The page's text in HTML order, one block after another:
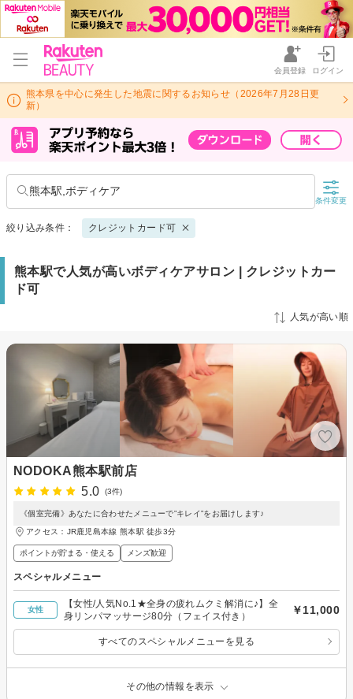
会員登録 ログイン
熊本県を中心に発生した地震に関するお知らせ（2026年7月28日更
新）
熊本駅,ボディケア
条件変更
絞り込み条件： クレジットカード可
熊本駅で人気が高いボディケアサロン | クレジットカー
ド可
人気が高い順
NODOKA熊本駅前店
5.0
(3件)
《個室完備》あなたに合わせたメニューで”キレイ”をお届けします♪
アクセス：JR鹿児島本線 熊本駅 徒歩3分
ポイントが貯まる・使える メンズ歓迎
スペシャルメニュー
女性
【女性/人気No.1★全身の疲れムクミ解消に♪】全
身リンパマッサージ80分（フェイス付き）
￥11,000
すべてのスペシャルメニューを見る
その他の情報を表示